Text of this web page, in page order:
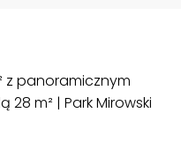
z panoramicznym
m² | Park Mirowski